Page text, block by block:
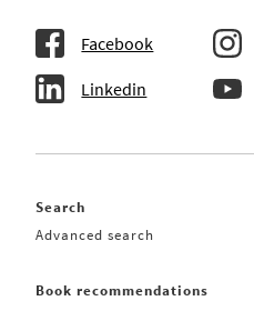
Facebook
Linkedin
Search
Advanced search
Book recommendations